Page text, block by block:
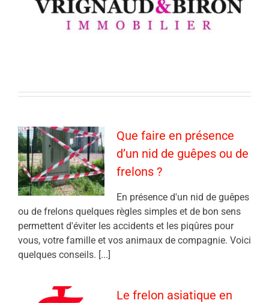
Que faire en présence
d’un nid de guêpes ou de
frelons ?
En présence d'un nid de guêpes
ou de frelons quelques règles simples et de bon sens
permettent d'éviter les accidents et les piqûres pour
vous, votre famille et vos animaux de compagnie. Voici
quelques conseils. [...]
Le frelon asiatique en